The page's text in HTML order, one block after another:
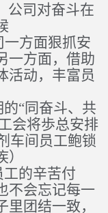
公司对奋斗在
一方面狠抓安
一方面，借助
活动，丰富员
“同奋斗、共
会将歩总安排
车间员工鲍锁
的辛苦付
不会忘记每一
团结一致，